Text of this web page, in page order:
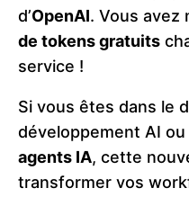
d’OpenAI. Vous avez
de tokens gratuits
service !
Si vous êtes dans le
développement AI
agents IA, cette
transformer vos